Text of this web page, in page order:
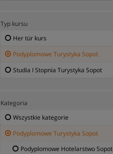
Typ kursu
Her tür kurs
Podyplomowe Turystyka Sopot
Studia I Stopnia Turystyka Sopot
Kategoria
Wszystkie kategorie
Podyplomowe Turystyka Sopot
Podyplomowe Hotelarstwo Sopot